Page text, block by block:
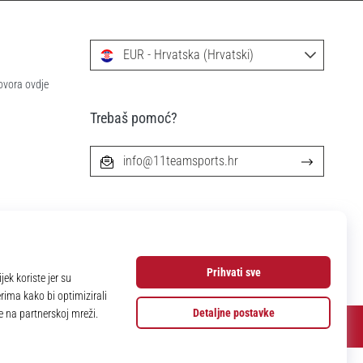
ovdje
EUR - Hrvatska (Hrvatski)
Trebaš pomoć?
info@11teamsports.hr